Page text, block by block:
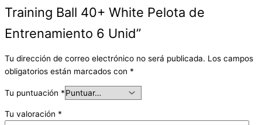
Training Ball 40+ White Pelota de
Entrenamiento 6 Unid”
Tu dirección de correo electrónico no será publicada. Los campos
obligatorios están marcados con *
Tu puntuación *
Tu valoración *